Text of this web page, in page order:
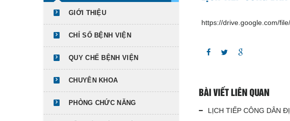
GIỚI THIỆU
CHỈ SỐ BỆNH VIỆN
QUY CHẾ BỆNH VIỆN
CHUYÊN KHOA
PHÒNG CHỨC NĂNG
https://drive.google.com/
BÀI VIẾT LIÊN QUAN
LỊCH TIẾP CÔNG DÂN